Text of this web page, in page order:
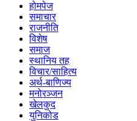
होमपेज
समाचार
राजनीति
विशेष
समाज
स्थानिय तह
विचार/साहित्य
अर्थ-बाणिज्य
मनोरञ्जन
खेलकुद
युनिकोड